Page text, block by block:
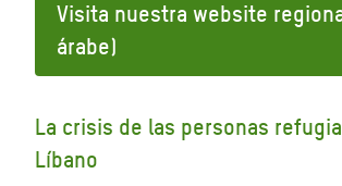
Visita nuestra website
árabe)
La crisis de las personas
Líbano